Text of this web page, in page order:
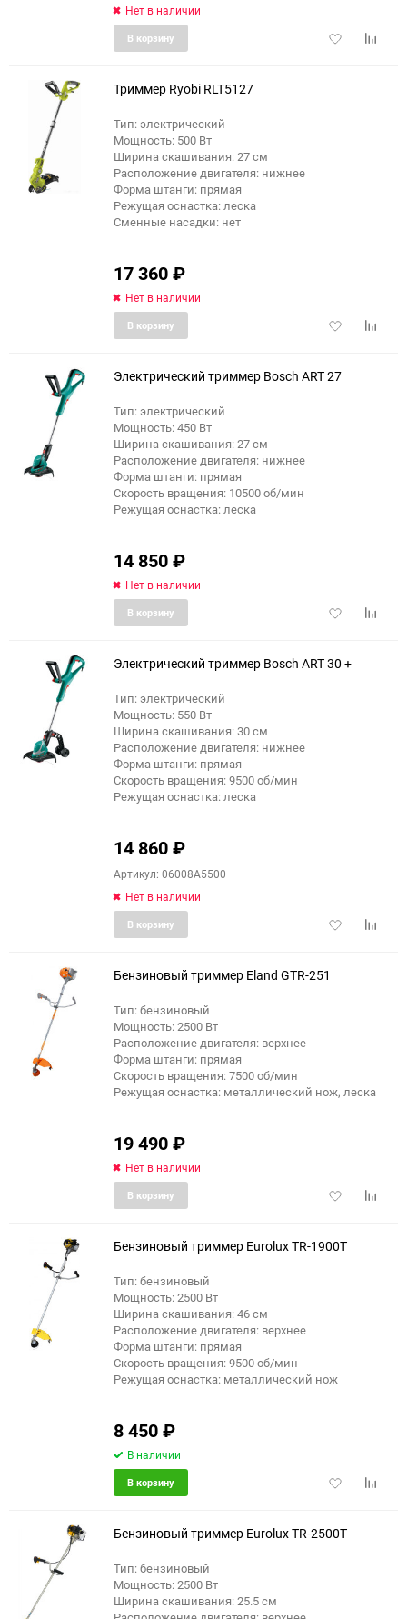
Нет в наличии
Добавить
В корзину
еще 1 фото
Триммер Ryobi RLT5127
Тип: электрический
Мощность: 500 Вт
Ширина скашивания: 27 см
Расположение двигателя: нижнее
Форма штанги: прямая
Режущая оснастка: леска
Сменные насадки: нет
17 360₽
Нет в наличии
Добавить
В корзину
Электрический триммер Bosch ART 27
Тип: электрический
Мощность: 450 Вт
Ширина скашивания: 27 см
Расположение двигателя: нижнее
Форма штанги: прямая
Скорость вращения: 10500 об/мин
Режущая оснастка: леска
14 850₽
Нет в наличии
Добавить
В корзину
Электрический триммер Bosch ART 30 +
Тип: электрический
Мощность: 550 Вт
Ширина скашивания: 30 см
Расположение двигателя: нижнее
Форма штанги: прямая
Скорость вращения: 9500 об/мин
Режущая оснастка: леска
14 860₽
Артикул: 06008A5500
Нет в наличии
Добавить
В корзину
Бензиновый триммер Eland GTR-251
Тип: бензиновый
Мощность: 2500 Вт
Расположение двигателя: верхнее
Форма штанги: прямая
Скорость вращения: 7500 об/мин
Режущая оснастка: металлический нож, леска
19 490₽
Нет в наличии
Добавить
В корзину
Бензиновый триммер Eurolux TR-1900T
Тип: бензиновый
Мощность: 2500 Вт
Ширина скашивания: 46 см
Расположение двигателя: верхнее
Форма штанги: прямая
Скорость вращения: 9500 об/мин
Режущая оснастка: металлический нож
8 450₽
В наличии
Добавить
В корзину
Бензиновый триммер Eurolux TR-2500T
Тип: бензиновый
Мощность: 2500 Вт
Ширина скашивания: 25.5 см